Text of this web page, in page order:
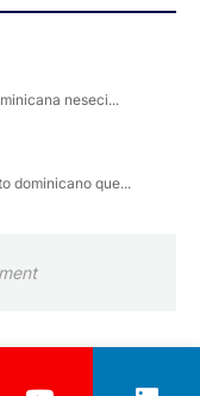
neseci...
dominicano que...